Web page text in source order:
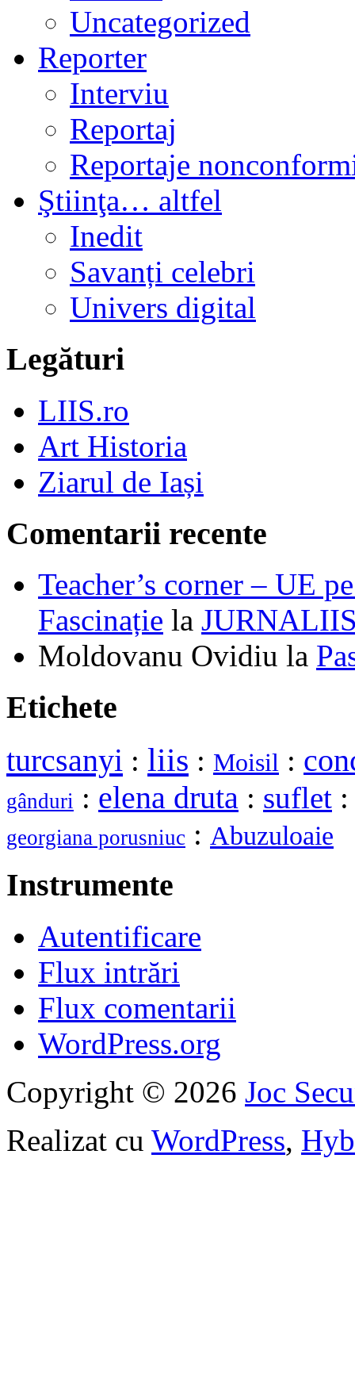
Uncategorized
Reporter
Interviu
Reportaj
Reportaje
Ştiinţa… altfel
Inedit
Savanți celebri
Univers digital
Legături
LIIS.ro
Art Historia
Ziarul de Iași
Comentarii recente
Teacher’s corner – UE
Fascinație la
Moldovanu Ovidiu la
Etichete
turcsanyi : liis : Moisil :
gânduri : elena druta : suflet
georgiana porusniuc : Abuzuloaie
Instrumente
Autentificare
Flux intrări
Flux comentarii
WordPress.org
Copyright © 2026 Joc
Realizat cu WordPress,